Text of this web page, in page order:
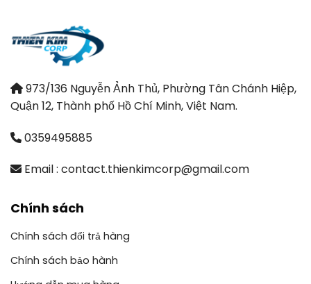
973/136 Nguyễn Ảnh Thủ, Phường Tân Chánh Hiệp,
Quận 12, Thành phố Hồ Chí Minh, Việt Nam.
0359495885
Email : contact.thienkimcorp@gmail.com
Chính sách
Chính sách đổi trả hàng
Chính sách bảo hành